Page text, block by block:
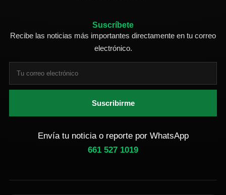
Suscríbete
Recibe las noticias más importantes directamente en tu correo
electrónico.
Suscribirme
Envía tu noticia o reporte por WhatsApp
661 527 1019